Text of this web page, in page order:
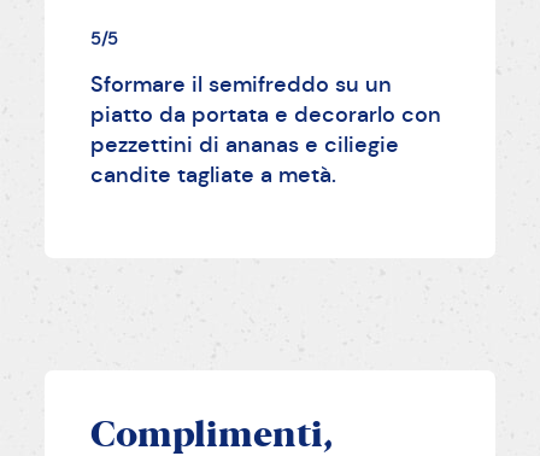
5/5
Sformare il semifreddo su un
piatto da portata e decorarlo con
pezzettini di ananas e ciliegie
candite tagliate a metà.
Complimenti,